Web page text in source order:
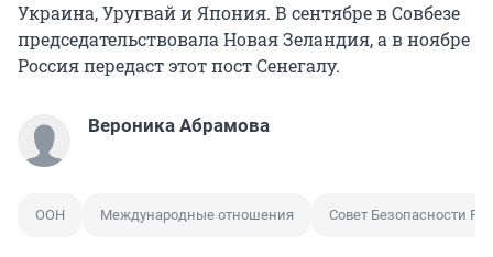
Украина, Уругвай и Япония. В сентябре в Совбезе
председательствовала Новая Зеландия, а в ноябре
Россия передаст этот пост Сенегалу.
Вероника Абрамова
ООН Международные отношения Совет Безопасности РФ